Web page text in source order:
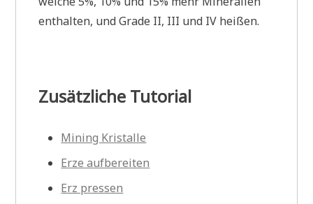
enthalten, und Grade II, III und IV heißen.
Zusätzliche Tutorial
Mining Kristalle
Erze aufbereiten
Erz pressen